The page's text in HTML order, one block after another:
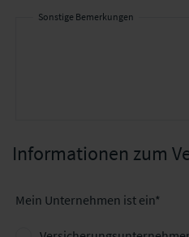
Sonstige Bemerkungen
Informationen zum
Mein Unternehmen ist ein*